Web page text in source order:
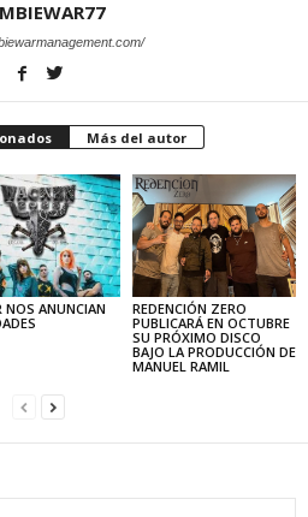
Más del autor
NOS ANUNCIAN
REDENCIÓN ZERO
PUBLICARÁ EN OCTUBRE
SU PRÓXIMO DISCO
BAJO LA PRODUCCIÓN DE
MANUEL RAMIL